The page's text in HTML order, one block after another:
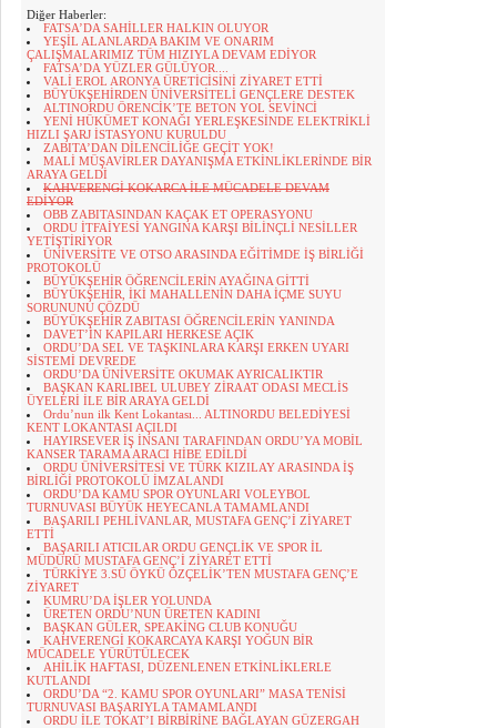
Diğer Haberler:
FATSA’DA SAHİLLER HALKIN OLUYOR
YEŞİL ALANLARDA BAKIM VE ONARIM
ÇALIŞMALARIMIZ TÜM HIZIYLA DEVAM EDİYOR
FATSA’DA YÜZLER GÜLÜYOR....
VALİ EROL ARONYA ÜRETİCİSİNİ ZİYARET ETTİ
BÜYÜKŞEHİRDEN ÜNİVERSİTELİ GENÇLERE DESTEK
ALTINORDU ÖRENCİK’TE BETON YOL SEVİNCİ
YENİ HÜKÜMET KONAĞI YERLEŞKESİNDE ELEKTRİKLİ
HIZLI ŞARJ İSTASYONU KURULDU
ZABITA’DAN DİLENCİLİĞE GEÇİT YOK!
MALİ MÜŞAVİRLER DAYANIŞMA ETKİNLİKLERİNDE BİR
ARAYA GELDİ
KAHVERENGİ KOKARCA İLE MÜCADELE DEVAM
EDİYOR
OBB ZABITASINDAN KAÇAK ET OPERASYONU
ORDU İTFAİYESİ YANGINA KARŞI BİLİNÇLİ NESİLLER
YETİŞTİRİYOR
ÜNİVERSİTE VE OTSO ARASINDA EĞİTİMDE İŞ BİRLİĞİ
PROTOKOLÜ
BÜYÜKŞEHİR ÖĞRENCİLERİN AYAĞINA GİTTİ
BÜYÜKŞEHİR, İKİ MAHALLENİN DAHA İÇME SUYU
SORUNUNU ÇÖZDÜ
BÜYÜKŞEHİR ZABITASI ÖĞRENCİLERİN YANINDA
DAVET’İN KAPILARI HERKESE AÇIK
ORDU’DA SEL VE TAŞKINLARA KARŞI ERKEN UYARI
SİSTEMİ DEVREDE
ORDU’DA ÜNİVERSİTE OKUMAK AYRICALIKTIR
BAŞKAN KARLIBEL ULUBEY ZİRAAT ODASI MECLİS
ÜYELERİ İLE BİR ARAYA GELDİ
Ordu’nun ilk Kent Lokantası... ALTINORDU BELEDİYESİ
KENT LOKANTASI AÇILDI
HAYIRSEVER İŞ İNSANI TARAFINDAN ORDU’YA MOBİL
KANSER TARAMA ARACI HİBE EDİLDİ
ORDU ÜNİVERSİTESİ VE TÜRK KIZILAY ARASINDA İŞ
BİRLİĞİ PROTOKOLÜ İMZALANDI
ORDU’DA KAMU SPOR OYUNLARI VOLEYBOL
TURNUVASI BÜYÜK HEYECANLA TAMAMLANDI
BAŞARILI PEHLİVANLAR, MUSTAFA GENÇ’İ ZİYARET
ETTİ
BAŞARILI ATICILAR ORDU GENÇLİK VE SPOR İL
MÜDÜRÜ MUSTAFA GENÇ’İ ZİYARET ETTİ
TÜRKİYE 3.SÜ ÖYKÜ ÖZÇELİK’TEN MUSTAFA GENÇ’E
ZİYARET
KUMRU’DA İŞLER YOLUNDA
ÜRETEN ORDU’NUN ÜRETEN KADINI
BAŞKAN GÜLER, SPEAKİNG CLUB KONUĞU
KAHVERENGİ KOKARCAYA KARŞI YOĞUN BİR
MÜCADELE YÜRÜTÜLECEK
AHİLİK HAFTASI, DÜZENLENEN ETKİNLİKLERLE
KUTLANDI
ORDU’DA “2. KAMU SPOR OYUNLARI” MASA TENİSİ
TURNUVASI BAŞARIYLA TAMAMLANDI
ORDU İLE TOKAT’I BİRBİRİNE BAĞLAYAN GÜZERGAH